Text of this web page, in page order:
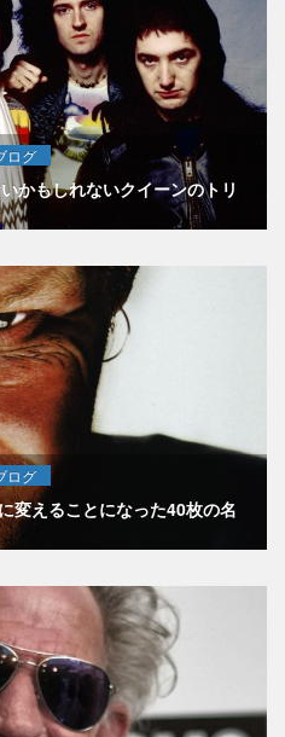
ログ
かもしれないクイーンのトリ
ログ
変えることになった40枚の名